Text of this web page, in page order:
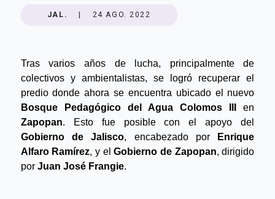
JAL. 24 AGO. 2022
Tras varios años de lucha, principalmente de
colectivos y ambientalistas, se logró recuperar el
Bosque Pedagógico del Agua Colomos III
Zapopan
Gobierno de Jalisco, encabezado por
Enrique
Alfaro Ramírez, y el Gobierno de Zapopan, dirigido
por Juan José Frangie.